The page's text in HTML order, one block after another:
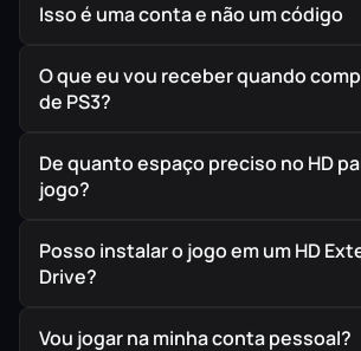
Isso é uma conta e não um código
O que eu vou receber quando
de PS3?
De quanto espaço preciso no HD
jogo?
Posso instalar o jogo em um HD
Drive?
Vou jogar na minha conta pessoal?